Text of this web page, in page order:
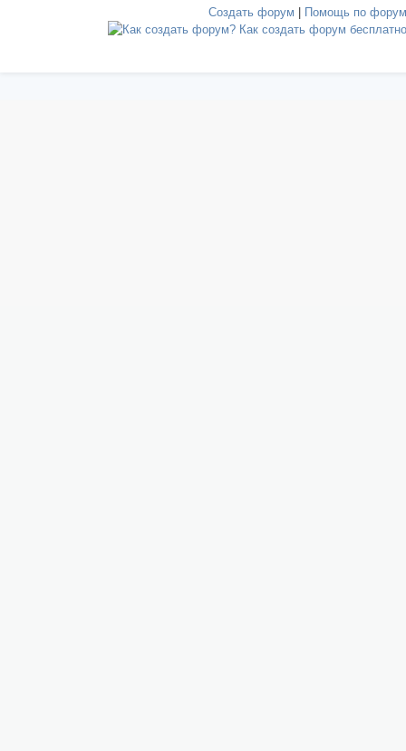
Создать форум Помощь по